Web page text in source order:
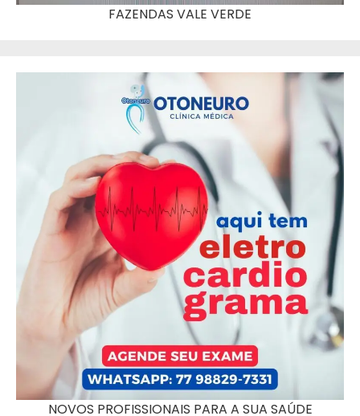
FAZENDAS VALE VERDE
NOVOS PROFISSIONAIS PARA A SUA SAÚDE